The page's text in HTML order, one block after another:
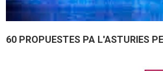
60 PROPUESTES PA L'ASTURIES